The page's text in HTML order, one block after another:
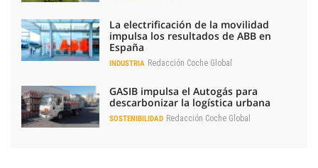
La electrificación de la movilidad
impulsa los resultados de ABB en
España
INDUSTRIA Redacción Coche Global
GASIB impulsa el Autogás para
descarbonizar la logística urbana
SOSTENIBILIDAD Redacción Coche Global